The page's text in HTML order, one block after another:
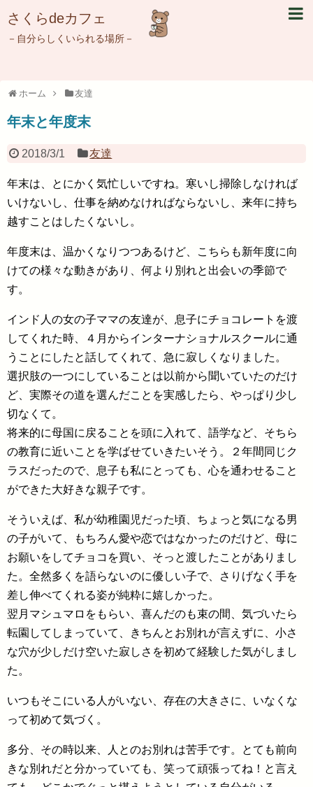
さくらdeカフェ
－自分らしくいられる場所－
ホーム 友達
年末と年度末
2018/3/1 友達
年末は、とにかく気忙しいですね。寒いし掃除しなければ
いけないし、仕事を納めなければならないし、来年に持ち
越すことはしたくないし。
年度末は、温かくなりつつあるけど、こちらも新年度に向
けての様々な動きがあり、何より別れと出会いの季節で
す。
インド人の女の子ママの友達が、息子にチョコレートを渡
してくれた時、４月からインターナショナルスクールに通
うことにしたと話してくれて、急に寂しくなりました。
選択肢の一つにしていることは以前から聞いていたのだけ
ど、実際その道を選んだことを実感したら、やっぱり少し
切なくて。
将来的に母国に戻ることを頭に入れて、語学など、そちら
の教育に近いことを学ばせていきたいそう。２年間同じク
ラスだったので、息子も私にとっても、心を通わせること
ができた大好きな親子です。
そういえば、私が幼稚園児だった頃、ちょっと気になる男
の子がいて、もちろん愛や恋ではなかったのだけど、母に
お願いをしてチョコを買い、そっと渡したことがありまし
た。全然多くを語らないのに優しい子で、さりげなく手を
差し伸べてくれる姿が純粋に嬉しかった。
翌月マシュマロをもらい、喜んだのも束の間、気づいたら
転園してしまっていて、きちんとお別れが言えずに、小さ
な穴が少しだけ空いた寂しさを初めて経験した気がしまし
た。
いつもそこにいる人がいない、存在の大きさに、いなくな
って初めて気づく。
多分、その時以来、人とのお別れは苦手です。とても前向
きな別れだと分かっていても、笑って頑張ってね！と言え